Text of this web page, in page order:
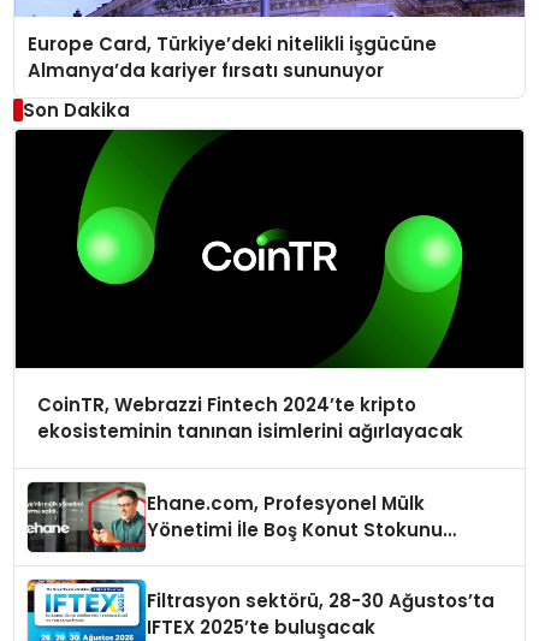
Europe Card, Türkiye’deki nitelikli işgücüne
Almanya’da kariyer fırsatı sununuyor
Son Dakika
CoinTR, Webrazzi Fintech 2024’te kripto
ekosisteminin tanınan isimlerini ağırlayacak
Ehane.com, Profesyonel Mülk
Yönetimi İle Boş Konut Stokunu
Filtrasyon sektörü, 28-30 Ağustos’ta
IFTEX 2025’te buluşacak